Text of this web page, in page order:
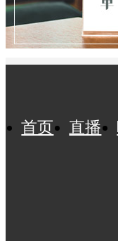
首页 直播